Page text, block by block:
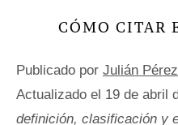
CÓMO CITAR
Publicado por Julián
Actualizado el 19 de abril
definición, clasificación y